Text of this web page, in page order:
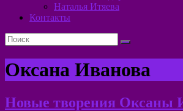
Наталья Итяева
Контакты
Оксана Иванова
Новые творения Оксаны